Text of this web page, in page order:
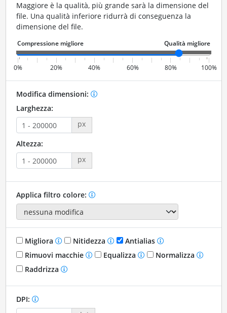
Maggiore è la qualità, più grande sarà la dimensione del
file. Una qualità inferiore ridurrà di conseguenza la
dimensione del file.
0% 20% 40% 60% 80% 100%
Modifica dimensioni:
Larghezza:
px
Altezza:
px
Applica filtro colore:
Migliora Nitidezza
Antialias
Rimuovi macchie
Equalizza
Normalizza
Raddrizza
DPI: